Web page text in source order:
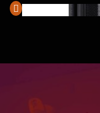
Alto TS 412